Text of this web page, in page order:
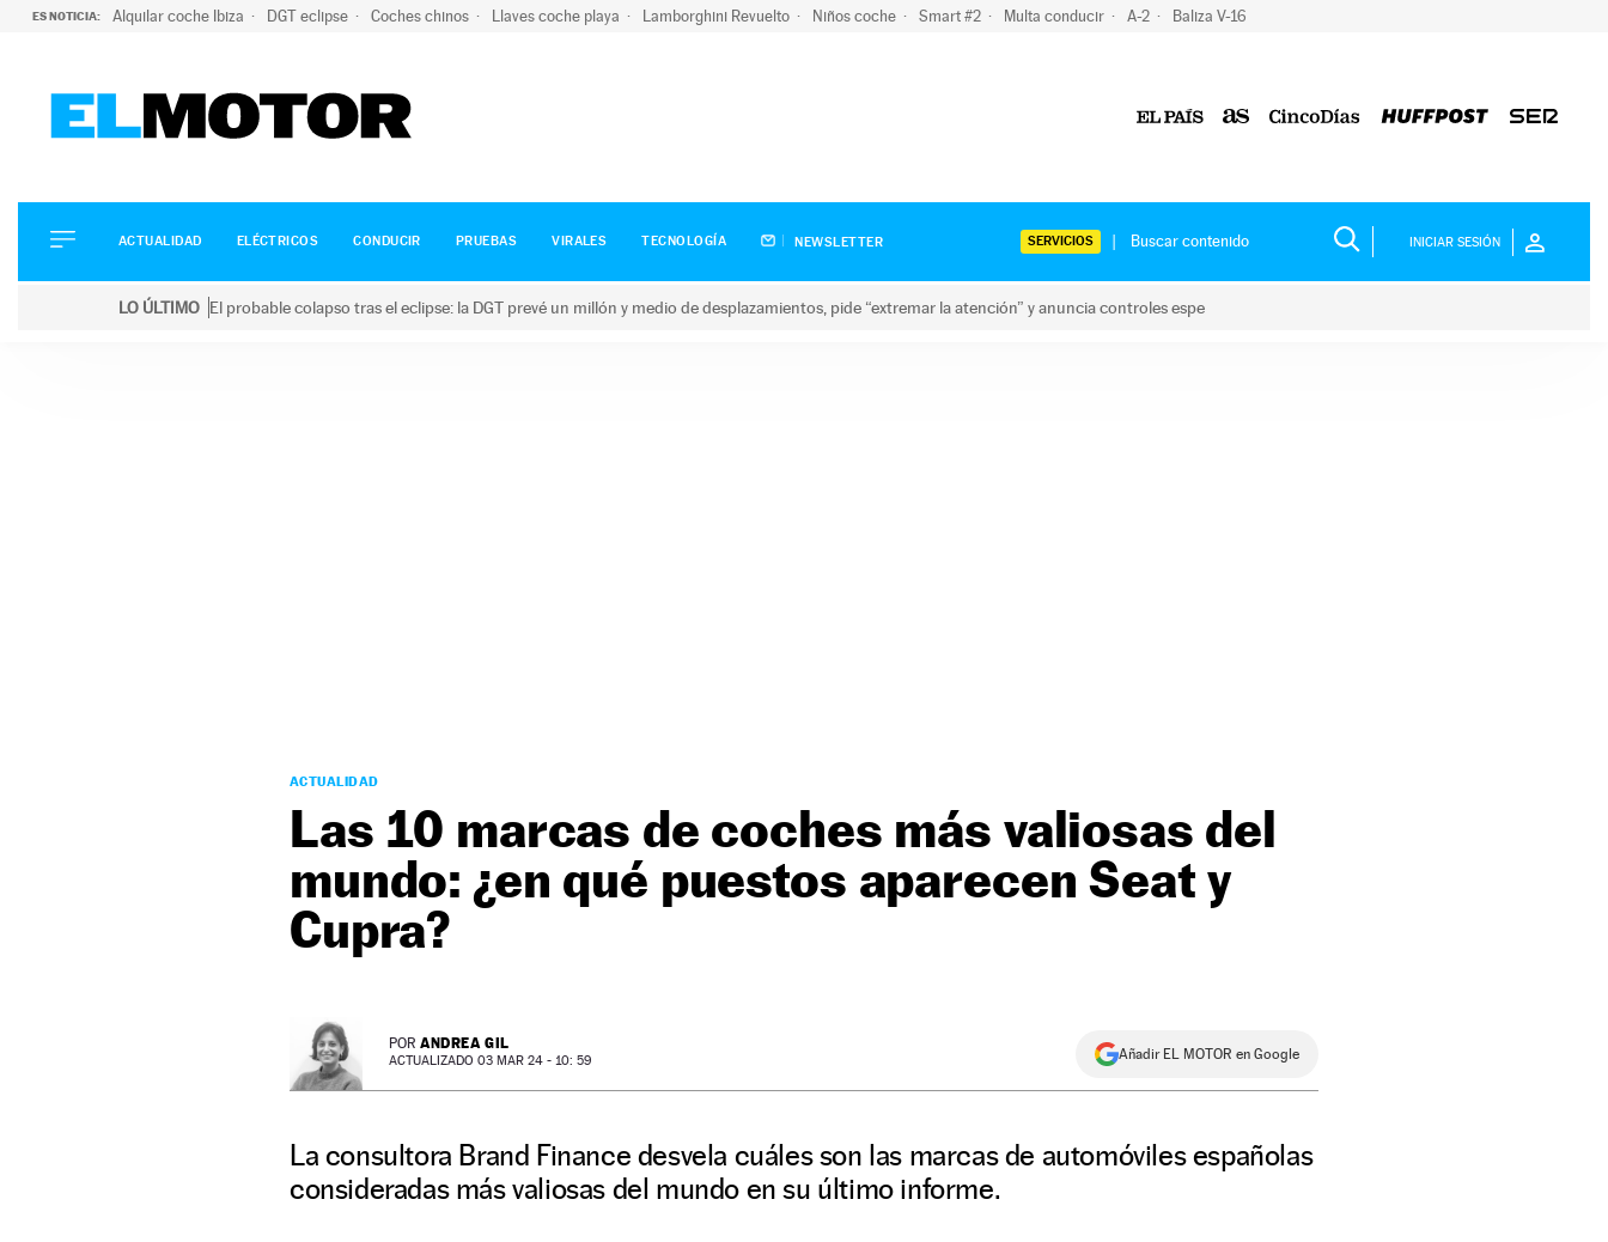
ES NOTICIA: Alquilar coche Ibiza DGT eclipse Coches chinos Llaves coche playa Lamborghini Revuelto Niños coche Smart #2 Multa conducir A-2 Baliza V-16
ELÉCTRICOS
CONDUCIR
ACTUALIDAD ELÉCTRICOS CONDUCIR PRUEBAS VIRALES TECNOLOGÍA NEWSLETTER SERVICIOS INICIAR SESIÓN
LO ÚLTIMO El probable colapso tras el eclipse: la DGT prevé un millón y medio de desplazamientos, pide “extremar la atención” y anuncia controles espe
ACTUALIDAD
Las 10 marcas de coches más valiosas del
mundo: ¿en qué puestos aparecen Seat y
Cupra?
POR ANDREA GIL
ACTUALIZADO 03 MAR 24 - 10: 59 Añadir EL MOTOR en Google
La consultora Brand Finance desvela cuáles son las marcas de automóviles españolas
consideradas más valiosas del mundo en su último informe.